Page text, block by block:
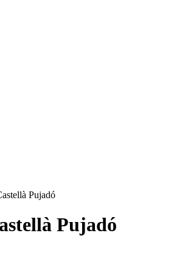
Pujadó
Pujadó